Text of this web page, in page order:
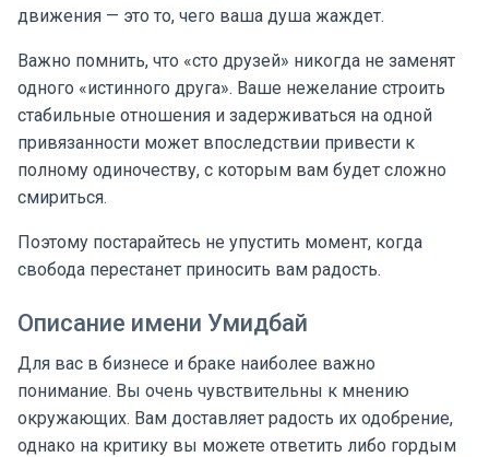
движения — это то, чего ваша душа жаждет.
Важно помнить, что «сто друзей» никогда не заменят
одного «истинного друга». Ваше нежелание строить
стабильные отношения и задерживаться на одной
привязанности может впоследствии привести к
полному одиночеству, с которым вам будет сложно
смириться.
Поэтому постарайтесь не упустить момент, когда
свобода перестанет приносить вам радость.
Описание имени Умидбай
Для вас в бизнесе и браке наиболее важно
понимание. Вы очень чувствительны к мнению
окружающих. Вам доставляет радость их одобрение,
однако на критику вы можете ответить либо гордым